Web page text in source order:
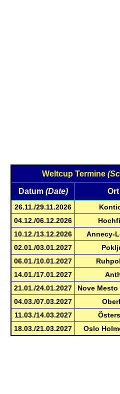
Weltcup Termine
Datum (Date)
26.11./29.11.2026
04.12./06.12.2026
10.12./13.12.2026
Annecy-
02.01./03.01.2027
06.01./10.01.2027
14.01./17.01.2027
21.01./24.01.2027
Nove Mesto
04.03./07.03.2027
11.03./14.03.2027
18.03./21.03.2027
Oslo